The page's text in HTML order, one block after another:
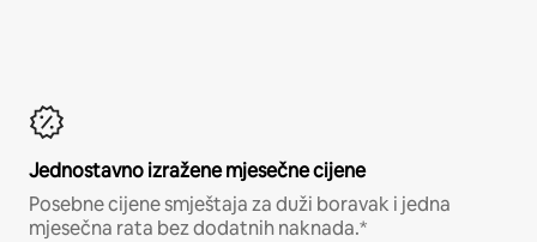
Jednostavno izražene mjesečne cijene
Posebne cijene smještaja za duži boravak i jedna
mjesečna rata bez dodatnih naknada.*